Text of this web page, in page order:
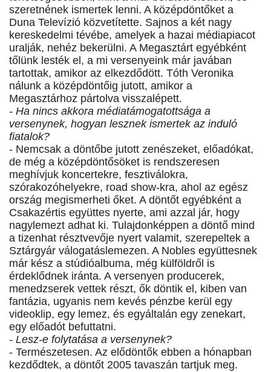
szeretnének ismertek lenni. A középdöntőket a
Duna Televízió közvetítette. Sajnos a két nagy
kereskedelmi tévébe, amelyek a hazai médiapiacot
uralják, nehéz bekerülni. A Megasztárt egyébként
tőlünk lesték el, a mi versenyeink már javában
tartottak, amikor az elkezdődött. Tóth Veronika
nálunk a középdöntőig jutott, amikor a
Megasztárhoz pártolva visszalépett.
- Ha nincs akkora médiatámogatottsága a
versenynek, hogyan lesznek ismertek az induló
fiatalok?
- Nemcsak a döntőbe jutott zenészeket, előadókat,
de még a középdöntősöket is rendszeresen
meghívjuk koncertekre, fesztiválokra,
szórakozóhelyekre, road show-kra, ahol az egész
ország megismerheti őket. A döntőt egyébként a
Csakazértis együttes nyerte, ami azzal jár, hogy
nagylemezt adhat ki. Tulajdonképpen a döntő mind
a tizenhat résztvevője nyert valamit, szerepeltek a
Sztárgyár válogatáslemezen. A Nobles együttesnek
már kész a stúdióalbuma, még külföldről is
érdeklődnek iránta. A versenyen producerek,
menedzserek vettek részt, ők döntik el, kiben van
fantázia, ugyanis nem kevés pénzbe kerül egy
videoklip, egy lemez, és egyáltalán egy zenekart,
egy előadót befuttatni.
- Lesz-e folytatása a versenynek?
- Természetesen. Az elődöntők ebben a hónapban
kezdődtek, a döntőt 2005 tavaszán tartjuk meg.